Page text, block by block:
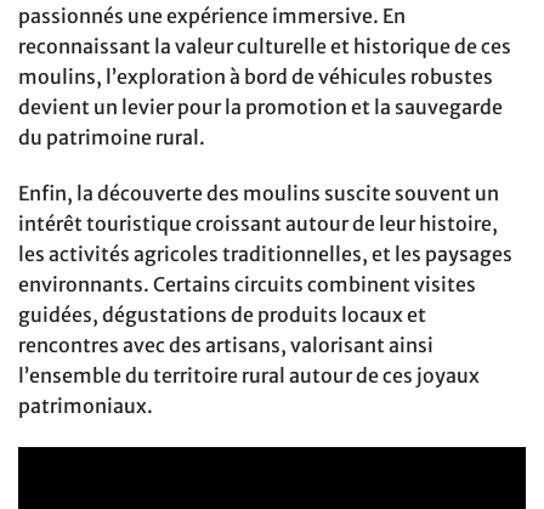
passionnés une expérience immersive. En
reconnaissant la valeur culturelle et historique de ces
moulins, l’exploration à bord de véhicules robustes
devient un levier pour la promotion et la sauvegarde
du patrimoine rural.
Enfin, la découverte des moulins suscite souvent un
intérêt touristique croissant autour de leur histoire,
les activités agricoles traditionnelles, et les paysages
environnants. Certains circuits combinent visites
guidées, dégustations de produits locaux et
rencontres avec des artisans, valorisant ainsi
l’ensemble du territoire rural autour de ces joyaux
patrimoniaux.